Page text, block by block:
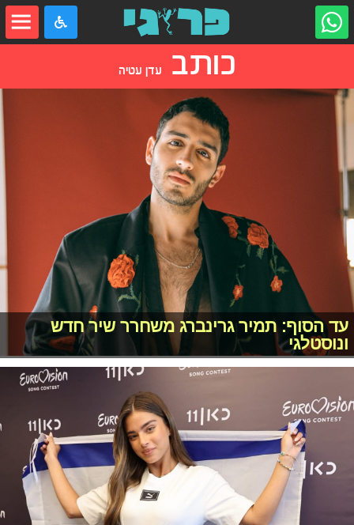
כותב עדן עטיה
עד הסוף: תמיר גרינברג משחרר שיר חדש
ונוסטלגי